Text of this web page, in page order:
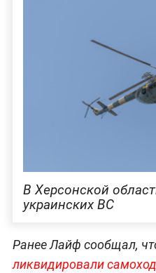
В Херсонской
украинских ВС
Ранее Лайф сообщал,
ликвидировали